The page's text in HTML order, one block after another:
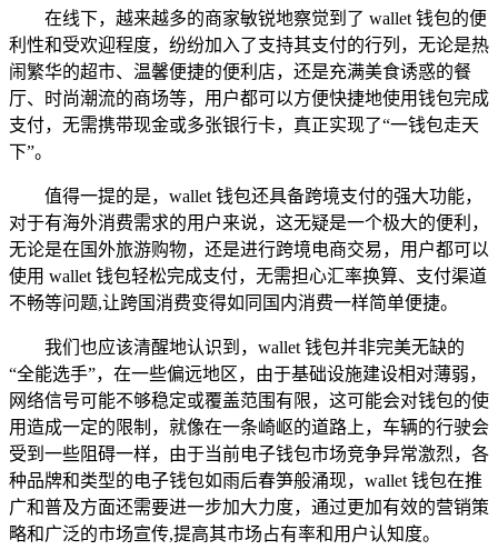
在线下，越来越多的商家敏锐地察觉到了 wallet 钱包的便
利性和受欢迎程度，纷纷加入了支持其支付的行列，无论是热
闹繁华的超市、温馨便捷的便利店，还是充满美食诱惑的餐
厅、时尚潮流的商场等，用户都可以方便快捷地使用钱包完成
支付，无需携带现金或多张银行卡，真正实现了“一钱包走天
下”。
值得一提的是，wallet 钱包还具备跨境支付的强大功能，
对于有海外消费需求的用户来说，这无疑是一个极大的便利，
无论是在国外旅游购物，还是进行跨境电商交易，用户都可以
使用 wallet 钱包轻松完成支付，无需担心汇率换算、支付渠道
不畅等问题,让跨国消费变得如同国内消费一样简单便捷。
我们也应该清醒地认识到，wallet 钱包并非完美无缺的
“全能选手”，在一些偏远地区，由于基础设施建设相对薄弱，
网络信号可能不够稳定或覆盖范围有限，这可能会对钱包的使
用造成一定的限制，就像在一条崎岖的道路上，车辆的行驶会
受到一些阻碍一样，由于当前电子钱包市场竞争异常激烈，各
种品牌和类型的电子钱包如雨后春笋般涌现，wallet 钱包在推
广和普及方面还需要进一步加大力度，通过更加有效的营销策
略和广泛的市场宣传,提高其市场占有率和用户认知度。